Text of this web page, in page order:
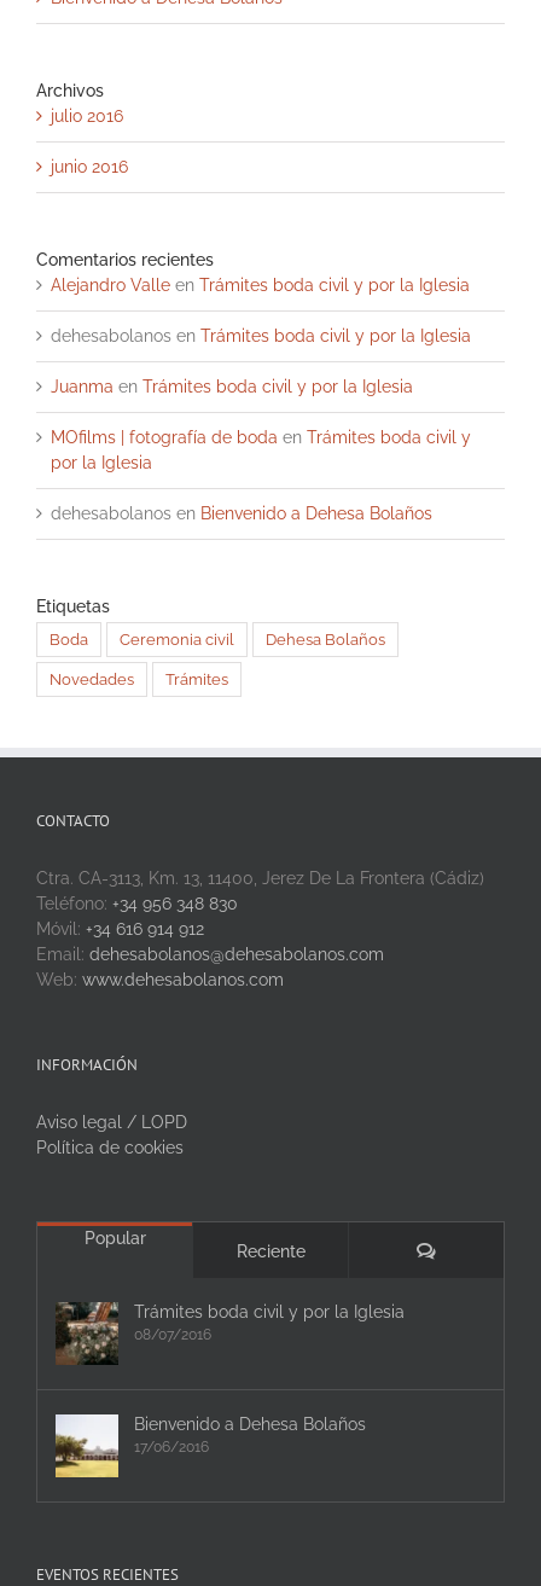
Archivos
julio 2016
junio 2016
Comentarios recientes
Alejandro Valle en Trámites boda civil y por la Iglesia
dehesabolanos en Trámites boda civil y por la Iglesia
Juanma en Trámites boda civil y por la Iglesia
MOfilms | fotografía de boda en Trámites boda civil y
por la Iglesia
dehesabolanos en Bienvenido a Dehesa Bolaños
Etiquetas
Boda Ceremonia civil Dehesa Bolaños
Novedades Trámites
CONTACTO
Ctra. CA-3113, Km. 13, 11400, Jerez De La Frontera (Cádiz)
Teléfono: +34 956 348 830
Móvil: +34 616 914 912
Email: dehesabolanos@dehesabolanos.com
Web: www.dehesabolanos.com
INFORMACIÓN
Aviso legal / LOPD
Política de cookies
Popular
Reciente Comentarios
Trámites boda civil y por la Iglesia
08/07/2016
Bienvenido a Dehesa Bolaños
17/06/2016
EVENTOS RECIENTES